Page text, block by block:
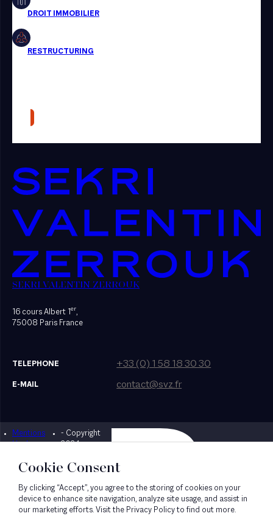
Presse
SEKRI VALENTIN ZERROUK
16 cours Albert 1er,
75008 Paris France
TELEPHONE +33 (0) 1 58 18 30 30
E-MAIL contact@svz.fr
Mentions
légales
- Copyright
2024
Designed by Bonhomme
Cookie Consent
By clicking “Accept”, you agree to the storing of cookies on your
device to enhance site navigation, analyze site usage, and assist in
our marketing efforts. Visit the Privacy Policy to find out more.